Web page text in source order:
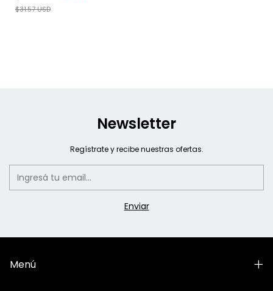
$31.57 USD
Newsletter
Regístrate y recibe nuestras ofertas.
Menú